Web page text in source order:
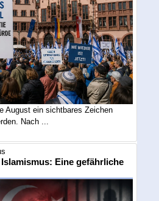
August ein sichtbares Zeichen
Nach ...
Eine gefährliche